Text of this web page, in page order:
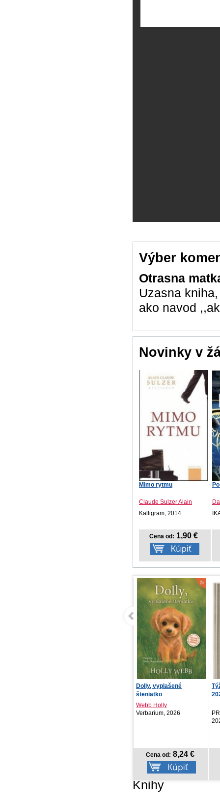
Výber
Otrasna
Uzasna
ako navod
Novinky v
Mimo rytmu
Claude Sulzer Alain
Kalligram, 2014
Cena od: 1,90 €
Týždenný diár Aprint Top
2027, svetlosiv...
PRESCOGROUP SK,
Cena od: 6,87 €
Knihy